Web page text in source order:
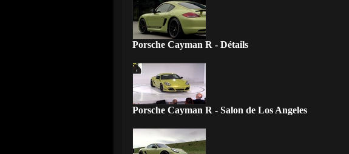
Porsche Cayman R - Détails
Porsche Cayman R - Salon de Los Angeles